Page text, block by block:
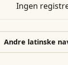
Ingen
Andre latinske